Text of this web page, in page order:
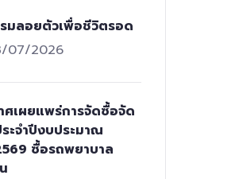
มลอยตัวเพื่อชีวิตรอด
07/2026
ศเผยแพร่การจัดซื้อจัด
ะจำปีงบประมาณ
ซื้อรถพยาบาล